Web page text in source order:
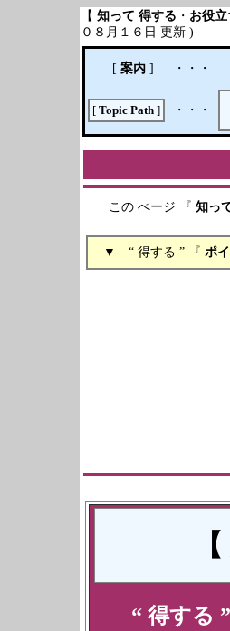
【 知って 得する ・ お役立
０８月１６日 更新 )
[ 案内] ・・・
[ Topic Path ] ・・・
この ぺージ 『 知っ
( ２０１
▼ “ 得する ” 『 ポ
【
“ 得する